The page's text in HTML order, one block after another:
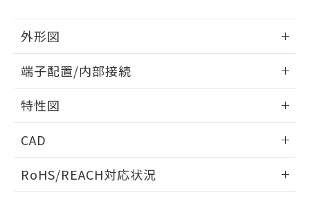
外形図
外形図
端子配置/内部接続
端子配置/内部接続
特性図
電気的寿命曲線
CAD
ドすることができます。
RoHS/REACH対応状況
指します。
51物質の非含有証明書（当社基準）
※本証明書は発行日時点で非含有を証明す
ものではありません。
また、RoHS指令のフタル酸エステル類４
物質の対応では、対応完了までの期間は出
荷製品に未対応品が混在することから備考
欄に対応日を記載しておりました。
す。